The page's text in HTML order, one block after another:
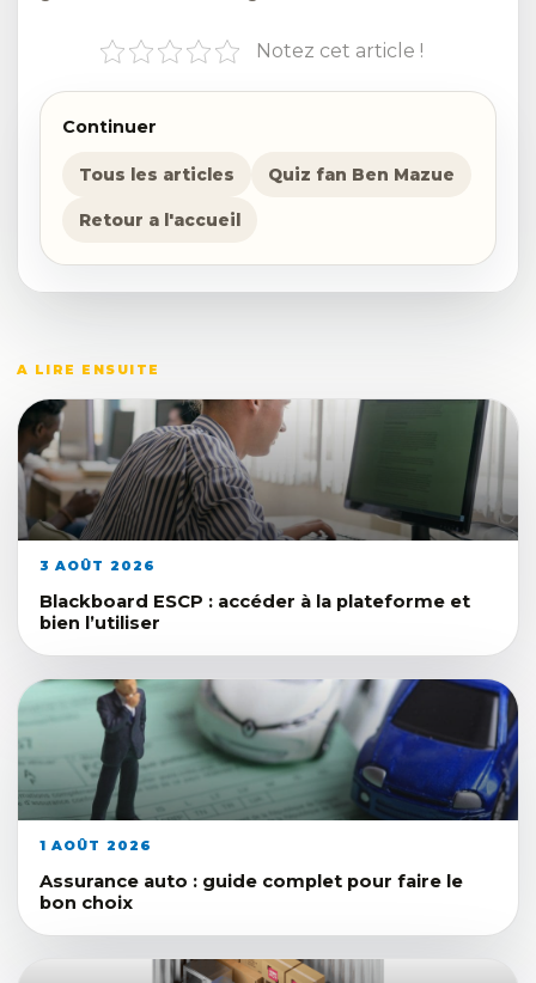
Notez cet article !
Continuer
Tous les articles Quiz fan Ben Mazue
Retour a l'accueil
A LIRE ENSUITE
3 AOÛT 2026
Blackboard ESCP : accéder à la plateforme et
bien l’utiliser
1 AOÛT 2026
Assurance auto : guide complet pour faire le
bon choix